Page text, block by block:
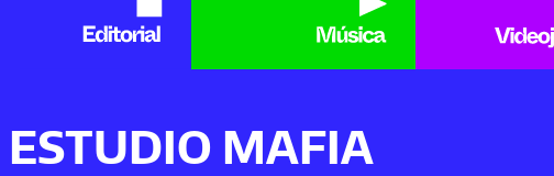
ESTUDIO MAFIA